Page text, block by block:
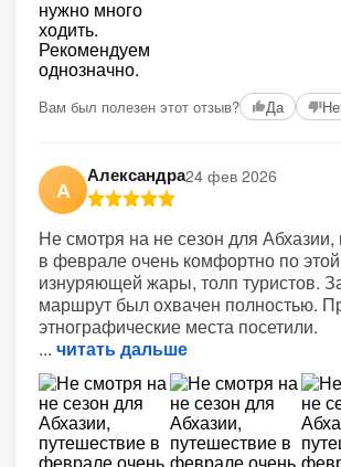
Вам был полезен этот отзыв? Да
А
Александра24 фев 2026
Не смотря на не сезон для
в феврале очень комфортно по
изнуряющей жары, толп туристов.
маршрут был охвачен полностью.
этнографические места посетили.
читать дальше